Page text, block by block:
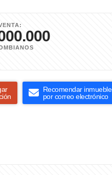
Recomendar inmueble
por correo electrónico